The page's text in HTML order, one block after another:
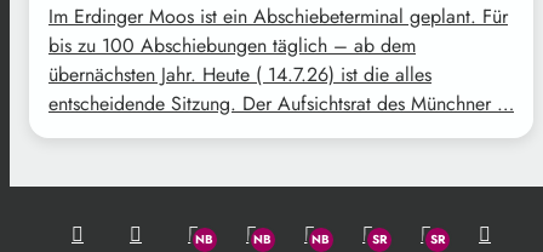
Im Erdinger Moos ist ein Abschiebeterminal geplant. Für
bis zu 100 Abschiebungen täglich – ab dem
übernächsten Jahr. Heute ( 14.7.26) ist die alles
entscheidende Sitzung. Der Aufsichtsrat des Münchner …